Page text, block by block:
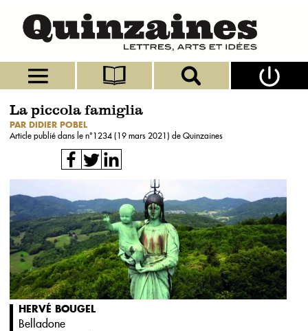
La piccola famiglia
PAR DIDIER POBEL
Article publié dans le n°1234 (19 mars 2021) de Quinzaines
HERVÉ BOUGEL
Belladone